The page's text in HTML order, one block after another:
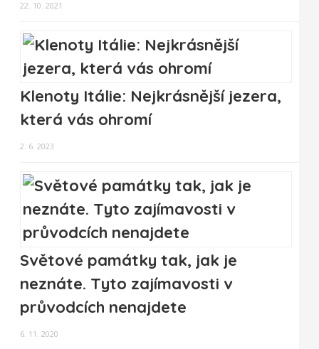
22. 10. 2021
Klenoty Itálie: Nejkrásnější jezera,
která vás ohromí
2. 6. 2023
Světové památky tak, jak je
neznáte. Tyto zajímavosti v
průvodcích nenajdete
6. 11. 2020